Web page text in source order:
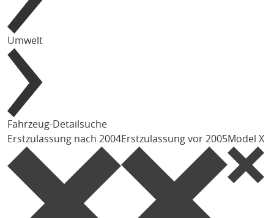
Umwelt
Fahrzeug-Detailsuche
Erstzulassung nach 2004Erstzulassung vor 2005Model X